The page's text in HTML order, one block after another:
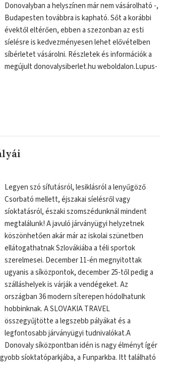
Donovalyban a helyszínen már nem vásárolható -,
Budapesten továbbra is kapható. Sőt a korábbi
évektől eltérően, ebben a szezonban az esti
síelésre is kedvezményesen lehet elővételben
síbérletet vásárolni. Részletek és információk a
megújult donovalysiberlet.hu weboldalon.Lupus-
Legyen szó sífutásról, lesiklásról a lenyűgöző
Csorbató mellett, éjszakai síelésről vagy
síoktatásról, északi szomszédunknál mindent
megtalálunk! A javuló járványügyi helyzetnek
köszönhetően akár már az iskolai szünetben
ellátogathatnak Szlovákiába a téli sportok
szerelmesei. December 11-én megnyitottak
ugyanis a síközpontok, december 25-től pedig a
szálláshelyek is várják a vendégeket. Az
országban 36 modern síterepen hódolhatunk
hobbinknak. A SLOVAKIA TRAVEL
összegyűjtötte a legszebb pályákat és a
legfontosabb járványügyi tudnivalókat.A
Donovaly síközpontban idén is nagy élményt ígér
síoktatóparkjába, a Funparkba. Itt található